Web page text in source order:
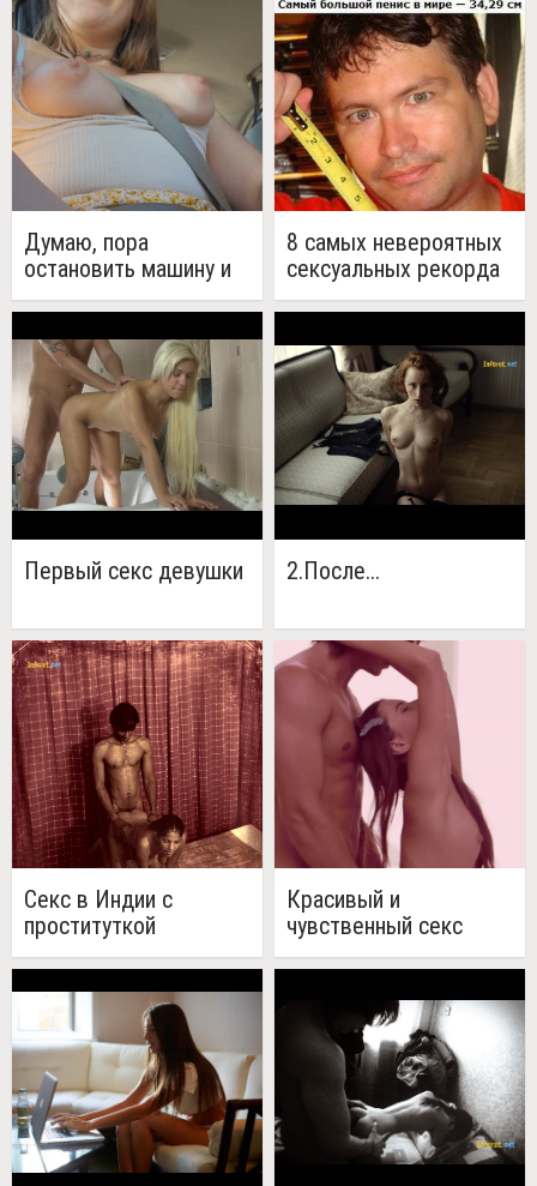
Думаю, пора
остановить машину и
развести меня на секс
8 cамых невероятных
сексуальных рекорда
Первый секс девушки 2.После...
Секс в Индии с
проституткой
Красивый и
чувственный секс
(GIF)